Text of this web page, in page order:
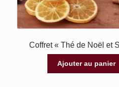
Coffret « Thé de Noël et
Ajouter au panier